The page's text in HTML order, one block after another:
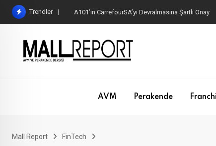
Skip
Trendler A101’in CarrefourSA’yı Devralmasına Şartlı Onay
AVM Perakende
Mall Report
FinTech